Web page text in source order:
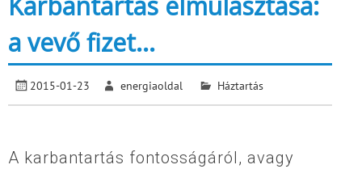
a vevő fizet…
2015-01-23 energiaoldal Háztartás
A karbantartás fontosságáról, avagy